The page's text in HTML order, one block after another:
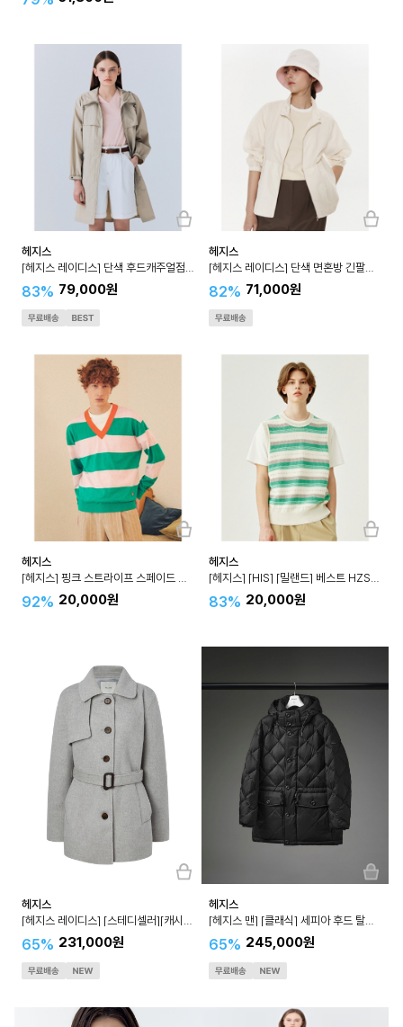
헤지스
[헤지스 레이디스] 단색 후드캐주얼점퍼 HSJU3B322
83% 79,000원
헤지스
[헤지스 레이디스] 단색 면혼방 긴팔캐주얼점퍼 HSJU3B501
82% 71,000원
헤지스
[헤지스] 핑크 스트라이프 스페이드 와펜 V넥 니트 HZSW2A720
92% 20,000원
헤지스
[헤지스] [HIS] [밀랜드] 베스트 HZSW3E803
83% 20,000원
헤지스
[헤지스 레이디스] [스테디셀러][캐시미어] 스트랩 하프 코트 WSCO3D001
65% 231,000원
헤지스
[헤지스 맨] [클래식] 세피아 후드 탈착 카라코람 구스다운 점퍼 HZJU3D504
65% 245,000원